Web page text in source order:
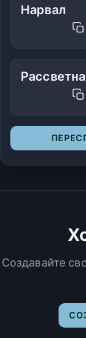
Нарвал
Создавайте